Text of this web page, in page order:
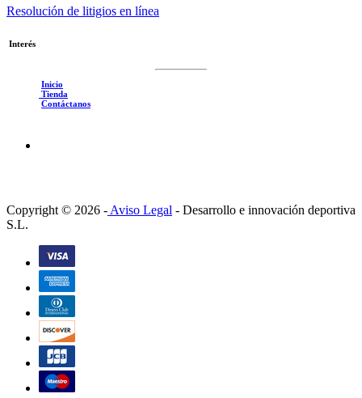
Resolución de litigios en línea
Interés
Inicio
Tienda
Contáctanos
Copyright © 2026 - Aviso Legal - Desarrollo e innovación deportiva
S.L.